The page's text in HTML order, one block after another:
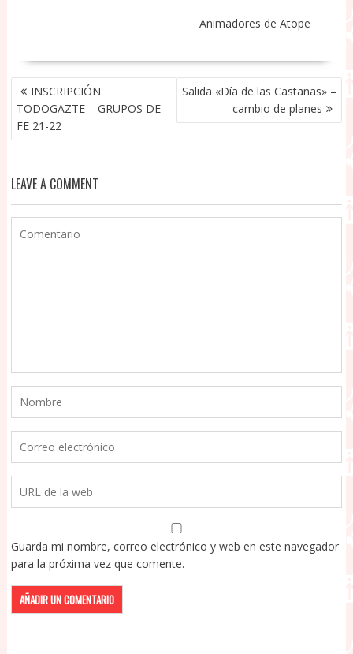
Animadores de Atope
NAVEGACIÓN
DE
ENTRADAS
INSCRIPCIÓN
TODOGAZTE – GRUPOS DE
FE 21-22
Salida «Día de las Castañas» –
cambio de planes
LEAVE A COMMENT
Guarda mi nombre, correo electrónico y web en este navegador
para la próxima vez que comente.